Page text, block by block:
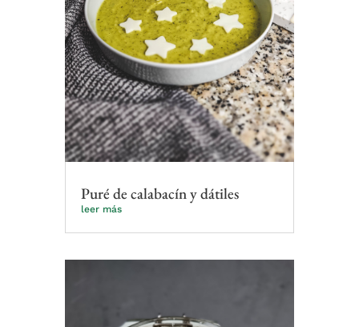
Puré de calabacín y dátiles
leer más